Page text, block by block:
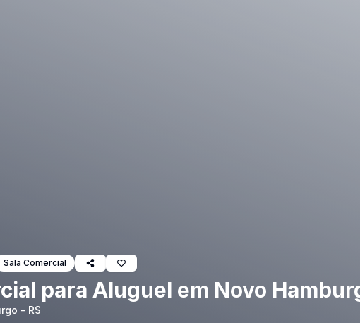
Sala Comercial
para Aluguel em Novo
- RS